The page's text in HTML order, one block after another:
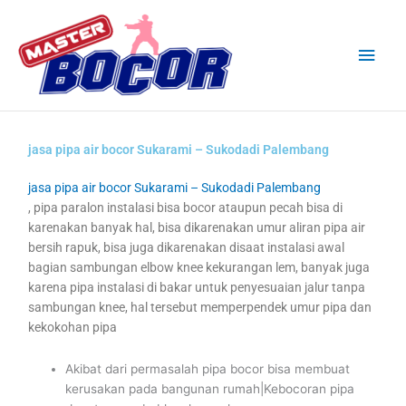
content
jasa pipa air bocor Sukarami – Sukodadi Palembang
jasa pipa air bocor Sukarami – Sukodadi Palembang
, pipa paralon instalasi bisa bocor ataupun pecah bisa di
karenakan banyak hal, bisa dikarenakan umur aliran pipa air
bersih rapuk, bisa juga dikarenakan disaat instalasi awal
bagian sambungan elbow knee kekurangan lem, banyak juga
karena pipa instalasi di bakar untuk penyesuaian jalur tanpa
sambungan knee, hal tersebut memperpendek umur pipa dan
kekokohan pipa
Akibat dari permasalah pipa bocor bisa membuat
kerusakan pada bangunan rumah|Kebocoran pipa